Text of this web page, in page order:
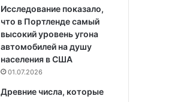
Исследование показало,
что в Портленде самый
высокий уровень угона
автомобилей на душу
населения в США
01.07.2026
Древние числа, которые